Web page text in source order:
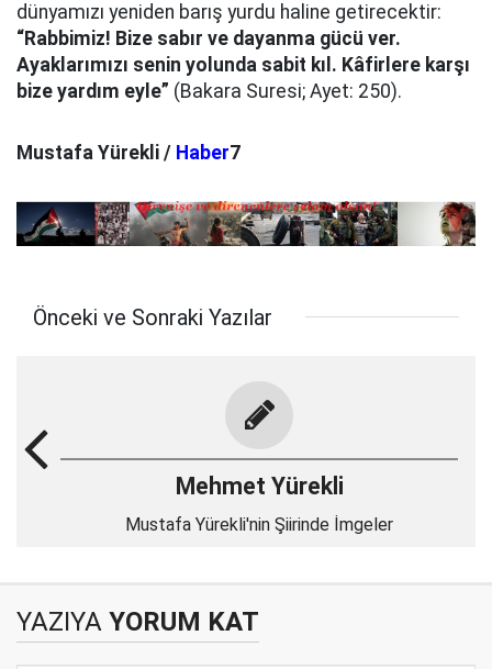
dünyamızı yeniden barış yurdu haline getirecektir:
“Rabbimiz! Bize sabır ve dayanma gücü ver.
Ayaklarımızı senin yolunda sabit kıl. Kâfirlere karşı
bize yardım eyle” (Bakara Suresi; Ayet: 250).
Mustafa Yürekli / Haber7
Önceki ve Sonraki Yazılar
Mehmet Yürekli
Mustafa Yürekli'nin Şiirinde İmgeler
YAZIYA YORUM KAT